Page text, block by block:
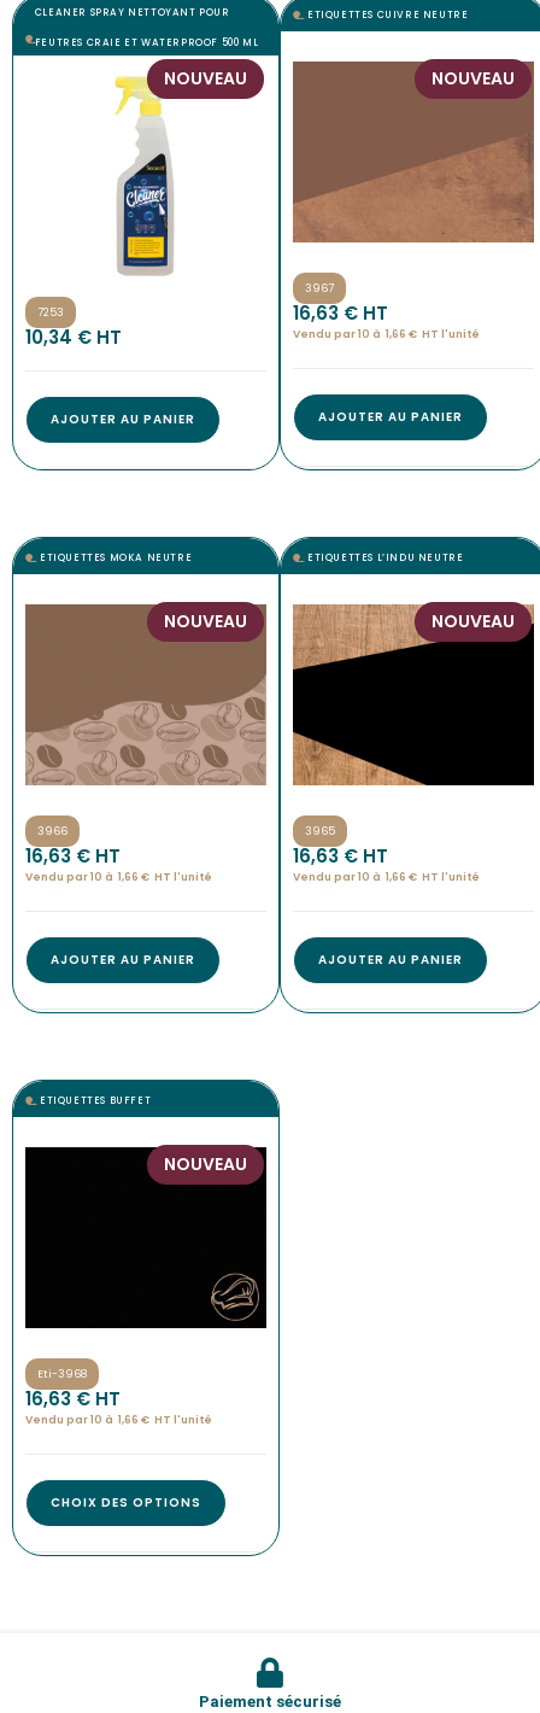
CLEANER SPRAY NETTOYANT POUR
FEUTRES CRAIE ET WATERPROOF 500 ML
NOUVEAU
7253
10,34 € HT
AJOUTER AU PANIER
ETIQUETTES CUIVRE NEUTRE
NOUVEAU
3967
16,63 € HT
Vendu par 10 à 1,66 € HT l'unité
AJOUTER AU PANIER
ETIQUETTES MOKA NEUTRE
NOUVEAU
3966
16,63€ HT
Vendu par 10 à 1,66 € HT l'unité
AJOUTER AU PANIER
ETIQUETTES L’INDU NEUTRE
NOUVEAU
3965
16,63€ HT
Vendu par 10 à 1,66 € HT l'unité
AJOUTER AU PANIER
ETIQUETTES BUFFET
NOUVEAU
Eti-3968
16,63€ HT
Vendu par 10 à 1,66 € HT l'unité
CHOIX DES OPTIONS
Paiement sécurisé